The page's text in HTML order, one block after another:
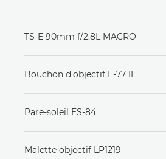
TS-E 90mm f/2.8L MACRO
Bouchon d'objectif E-77 II
Pare-soleil ES-84
Malette objectif LP1219